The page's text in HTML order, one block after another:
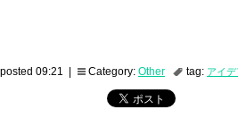
posted 09:21 | Category: Other tag: アイデ